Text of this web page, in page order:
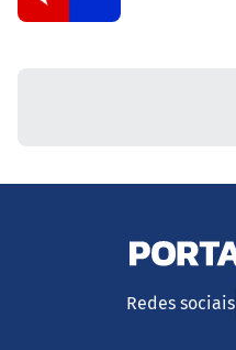
Redes sociais